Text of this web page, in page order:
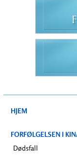
F
HJEM
FORFØLGELSEN I
Dødsfall